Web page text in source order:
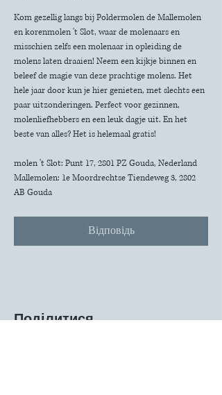
Kom gezellig langs bij Poldermolen de Mallemolen
en korenmolen 't Slot, waar de molenaars en
misschien zelfs een molenaar in opleiding de
molens laten draaien! Neem een kijkje binnen en
beleef de magie van deze prachtige molens. Het
hele jaar door kun je hier genieten, met slechts een
paar uitzonderingen. Perfect voor gezinnen,
molenliefhebbers en een leuk dagje uit. En het
beste van alles? Het is helemaal gratis!
molen 't Slot: Punt 17, 2801 PZ Gouda, Nederland
Mallemolen: 1e Moordrechtse Tiendeweg 3, 2802
AB Gouda
Відповідь
Поділитися